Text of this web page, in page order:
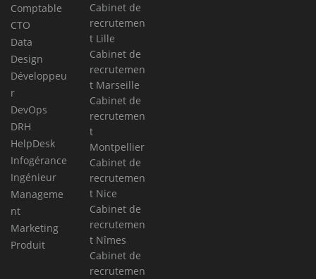
Comptable
CTO
Data
Design
Développeu
r
DevOps
DRH
HelpDesk
Infogérance
Ingénieur
Manageme
nt
Marketing
Produit
Cabinet de
recrutemen
t Lille
Cabinet de
recrutemen
t Marseille
Cabinet de
recrutemen
t
Montpellier
Cabinet de
recrutemen
t Nice
Cabinet de
recrutemen
t Nîmes
Cabinet de
recrutemen